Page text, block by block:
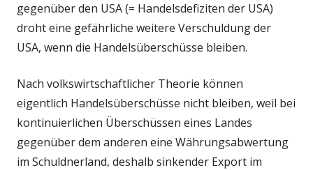
gegenüber den USA (= Handelsdefiziten der USA)
droht eine gefährliche weitere Verschuldung der
USA, wenn die Handelsüberschüsse bleiben.
Nach volkswirtschaftlicher Theorie können
eigentlich Handelsüberschüsse nicht bleiben, weil bei
kontinuierlichen Überschüssen eines Landes
gegenüber dem anderen eine Währungsabwertung
im Schuldnerland, deshalb sinkender Export im